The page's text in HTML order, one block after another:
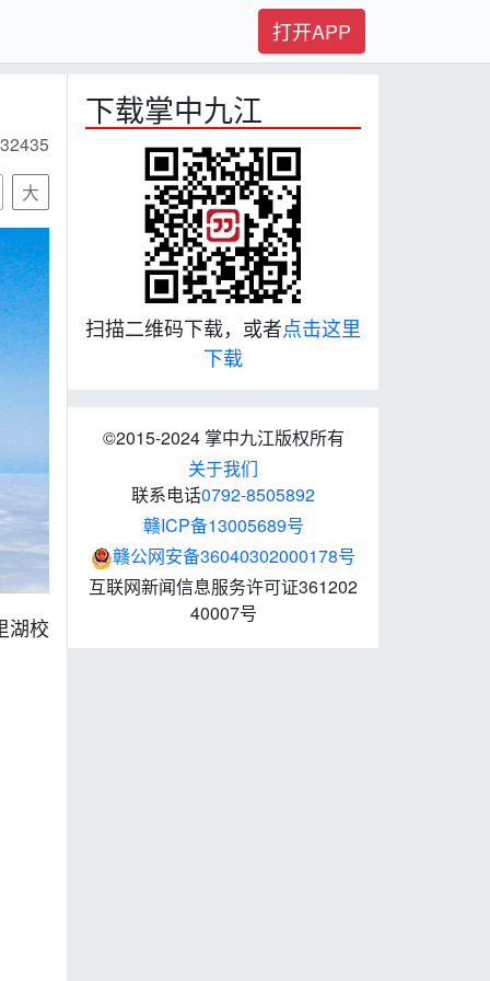
打开APP
大
湖校
下载掌中九江
扫描二维码下载，或者点击这里
下载
©2015-2024 掌中九江版权所有
关于我们
联系电话0792-8505892
赣ICP备13005689号
赣公网安备36040302000178号
互联网新闻信息服务许可证361202
40007号